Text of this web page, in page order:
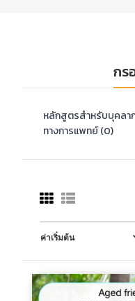
กร
หลักสูตรสำหรับบุคลา
ทางการแพทย์ (0)